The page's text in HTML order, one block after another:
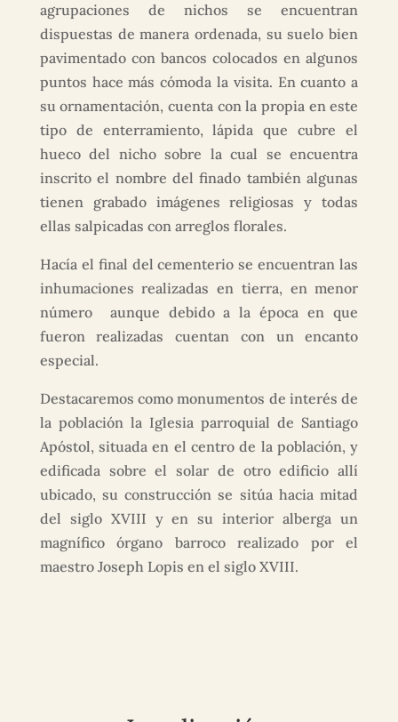
agrupaciones de nichos se encuentran
dispuestas de manera ordenada, su suelo bien
pavimentado con bancos colocados en algunos
puntos hace más cómoda la visita. En cuanto a
su ornamentación, cuenta con la propia en este
tipo de enterramiento, lápida que cubre el
hueco del nicho sobre la cual se encuentra
inscrito el nombre del finado también algunas
tienen grabado imágenes religiosas y todas
ellas salpicadas con arreglos florales.
Hacía el final del cementerio se encuentran las
inhumaciones realizadas en tierra, en menor
número aunque debido a la época en que
fueron realizadas cuentan con un encanto
especial.
Destacaremos como monumentos de interés de
la población la Iglesia parroquial de Santiago
Apóstol, situada en el centro de la población, y
edificada sobre el solar de otro edificio allí
ubicado, su construcción se sitúa hacia mitad
del siglo XVIII y en su interior alberga un
magnífico órgano barroco realizado por el
maestro Joseph Lopis en el siglo XVIII.